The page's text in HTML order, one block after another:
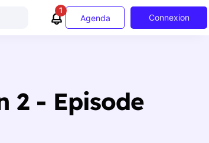
1
Agenda Connexion
2 - Episode